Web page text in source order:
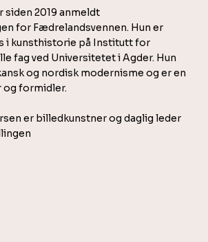
siden 2019 anmeldt
for Fædrelandsvennen. Hun er
i kunsthistorie på Institutt for
fag ved Universitetet i Agder. Hun
og nordisk modernisme og er en
og formidler.
er billedkunstner og daglig leder